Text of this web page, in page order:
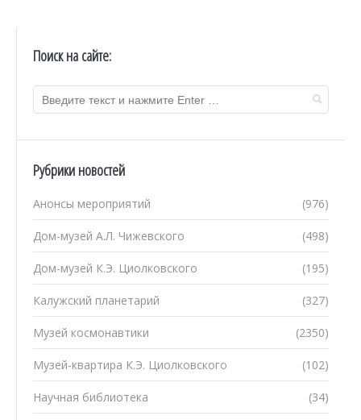
Поиск на сайте:
Рубрики новостей
(976)
Анонсы мероприятий
(498)
Дом-музей А.Л. Чижевского
(195)
Дом-музей К.Э. Циолковского
(327)
Калужский планетарий
(2350)
Музей космонавтики
(102)
Музей-квартира К.Э. Циолковского
(34)
Научная библиотека